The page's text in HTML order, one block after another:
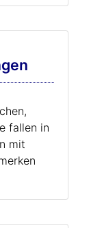
fallen in
mit